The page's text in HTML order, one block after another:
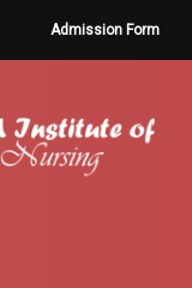
Admission Form